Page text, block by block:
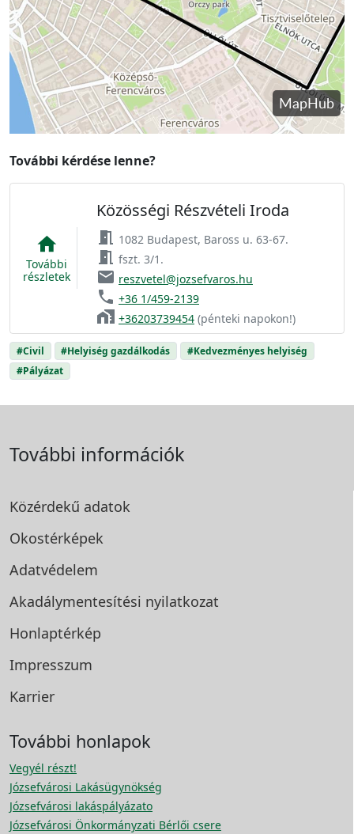
További kérdése lenne?
home
További
részletek
Közösségi Részvételi Iroda
meeting_room 1082 Budapest, Baross u. 63-67.
meeting_room fszt. 3/1.
email reszvetel@jozsefvaros.hu
phone +36 1/459-2139
home_work +36203739454 (pénteki napokon!)
#Civil #Helyiség gazdálkodás
#Kedvezményes helyiség
#Pályázat
További információk
Közérdekű adatok
Okostérképek
Adatvédelem
Akadálymentesítési nyilatkozat
Honlaptérkép
Impresszum
Karrier
További honlapok
Vegyél részt!
Józsefvárosi Lakásügynökség
Józsefvárosi lakáspályázato
Józsefvárosi Önkormányzati Bérlői csere